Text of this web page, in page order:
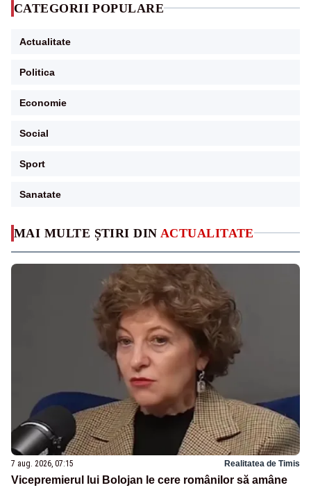
MAI MULTE ȘTIRI DIN ACTUALITATE
7 aug. 2026, 07:15 Realitatea de Timis
Vicepremierul lui Bolojan le cere românilor să amâne
CATEGORII POPULARE
Actualitate
Politica
Economie
Social
Sport
Sanatate